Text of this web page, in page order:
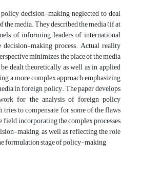
decision-making neglected to deal
media. They described the media (if at
of informing leaders of international
decision-making process. Actual reality
minimizes the place of the media
dealt theoretically as well as in applied
a more complex approach emphasizing
in foreign policy. The paper develops
for the analysis of foreign policy
to compensate for some of the flaws
incorporating the complex processes
making, as well as reflecting the role
formulation stage of policy-making